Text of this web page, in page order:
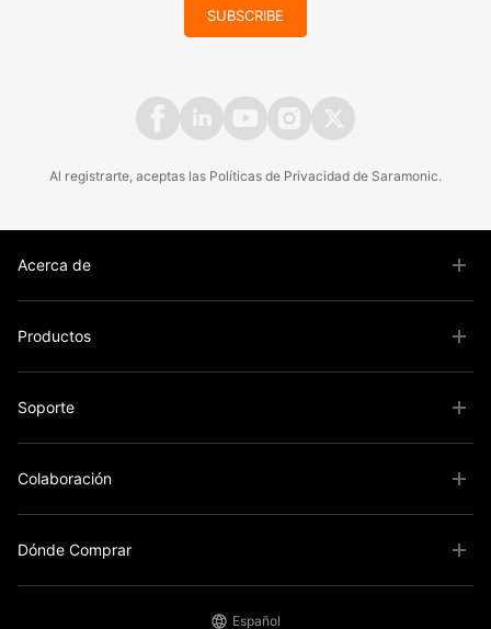
SUBSCRIBE
Al registrarte, aceptas las Políticas de Privacidad de Saramonic.
Acerca de
Productos
Soporte
Colaboración
Dónde Comprar
Español